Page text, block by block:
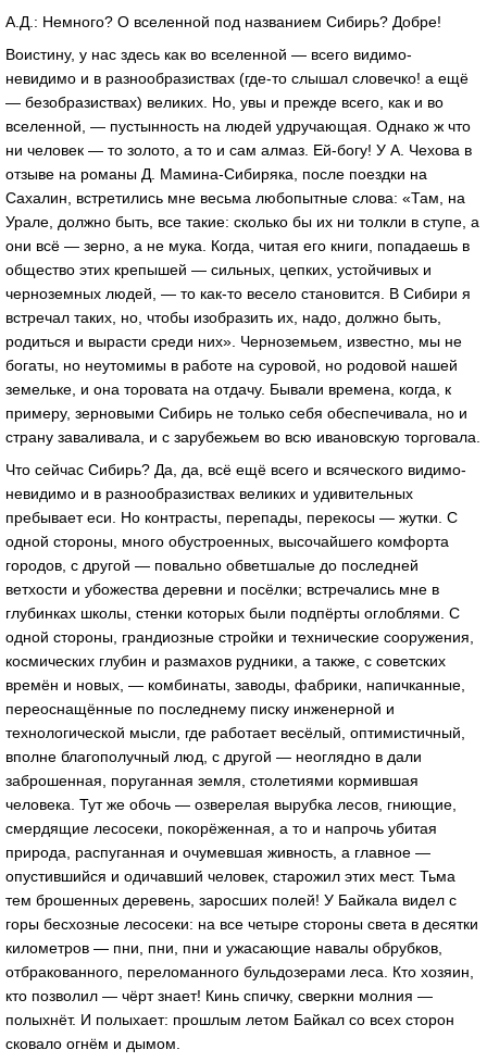
А.Д.: Немного? О вселенной под названием Сибирь? Добре!
Воистину, у нас здесь как во вселенной — всего видимо-
невидимо и в разнообразиствах (где-то слышал словечко! а ещё
— безобразиствах) великих. Но, увы и прежде всего, как и во
вселенной, — пустынность на людей удручающая. Однако ж что
ни человек — то золото, а то и сам алмаз. Ей-богу! У А. Чехова в
отзыве на романы Д. Мамина-Сибиряка, после поездки на
Сахалин, встретились мне весьма любопытные слова: «Там, на
Урале, должно быть, все такие: сколько бы их ни толкли в ступе, а
они всё — зерно, а не мука. Когда, читая его книги, попадаешь в
общество этих крепышей — сильных, цепких, устойчивых и
черноземных людей, — то как-то весело становится. В Сибири я
встречал таких, но, чтобы изобразить их, надо, должно быть,
родиться и вырасти среди них». Черноземьем, известно, мы не
богаты, но неутомимы в работе на суровой, но родовой нашей
земельке, и она торовата на отдачу. Бывали времена, когда, к
примеру, зерновыми Сибирь не только себя обеспечивала, но и
страну заваливала, и с зарубежьем во всю ивановскую торговала.
Что сейчас Сибирь? Да, да, всё ещё всего и всяческого видимо-
невидимо и в разнообразиствах великих и удивительных
пребывает еси. Но контрасты, перепады, перекосы — жутки. С
одной стороны, много обустроенных, высочайшего комфорта
городов, с другой — повально обветшалые до последней
ветхости и убожества деревни и посёлки; встречались мне в
глубинках школы, стенки которых были подпёрты оглоблями. С
одной стороны, грандиозные стройки и технические сооружения,
космических глубин и размахов рудники, а также, с советских
времён и новых, — комбинаты, заводы, фабрики, напичканные,
переоснащённые по последнему писку инженерной и
технологической мысли, где работает весёлый, оптимистичный,
вполне благополучный люд, с другой — неоглядно в дали
заброшенная, поруганная земля, столетиями кормившая
человека. Тут же обочь — озверелая вырубка лесов, гниющие,
смердящие лесосеки, покорёженная, а то и напрочь убитая
природа, распуганная и очумевшая живность, а главное —
опустившийся и одичавший человек, старожил этих мест. Тьма
тем брошенных деревень, заросших полей! У Байкала видел с
горы бесхозные лесосеки: на все четыре стороны света в десятки
километров — пни, пни, пни и ужасающие навалы обрубков,
отбракованного, переломанного бульдозерами леса. Кто хозяин,
кто позволил — чёрт знает! Кинь спичку, сверкни молния —
полыхнёт. И полыхает: прошлым летом Байкал со всех сторон
сковало огнём и дымом.